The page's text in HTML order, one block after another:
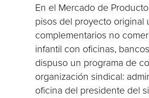
En el Mercado de
pisos del proyecto original
complementarios no
infantil con oficinas,
dispuso un programa de
organización sindical:
oficina del presidente del